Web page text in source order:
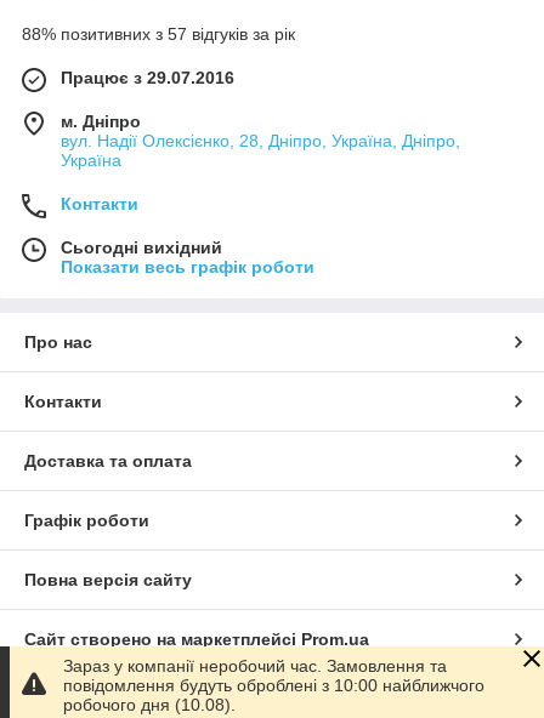
88% позитивних з 57 відгуків за рік
Працює з 29.07.2016
м. Дніпро
вул. Надії Олексієнко, 28, Дніпро, Україна, Дніпро,
Україна
Контакти
Сьогодні вихідний
Показати весь графік роботи
Про нас
Контакти
Доставка та оплата
Графік роботи
Повна версія сайту
Сайт створено на маркетплейсі Prom.ua
Політика конфіденційності
Зараз у компанії неробочий час. Замовлення та
повідомлення будуть оброблені з 10:00 найближчого
робочого дня (10.08).